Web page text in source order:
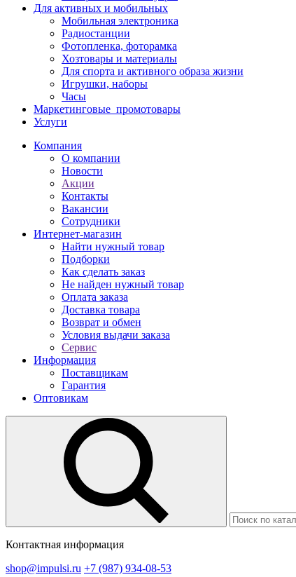
Для активных и мобильных
Мобильная электроника
Радиостанции
Фотопленка, фоторамка
Хозтовары и материалы
Для спорта и активного образа жизни
Игрушки, наборы
Часы
Маркетинговые_промотовары
Услуги
Компания
О компании
Новости
Акции
Контакты
Вакансии
Сотрудники
Интернет-магазин
Найти нужный товар
Подборки
Как сделать заказ
Не найден нужный товар
Оплата заказа
Доставка товара
Возврат и обмен
Условия выдачи заказа
Сервис
Информация
Поставщикам
Гарантия
Оптовикам
Контактная информация
shop@impulsi.ru +7 (987) 934-08-53